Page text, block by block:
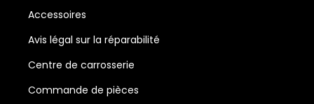
Accessoires
Avis légal sur la réparabilité
Centre de carrosserie
Commande de pièces